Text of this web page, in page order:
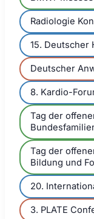
Radiologie
15. Deutscher
Deutscher
8. Kardio-
Tag der
Tag der
Bildung und
20.
3. PLATE